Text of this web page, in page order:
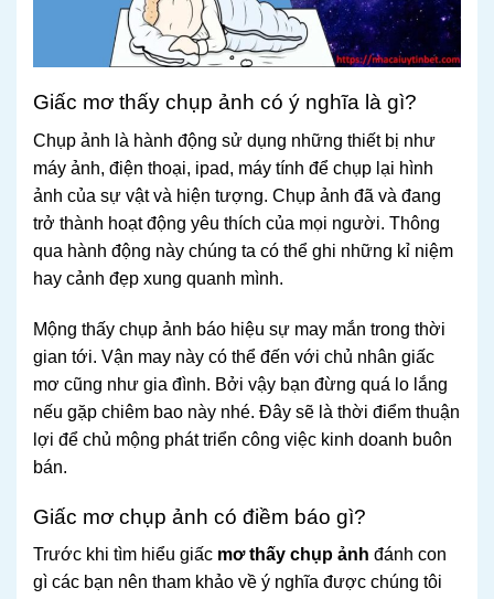
Giấc mơ thấy chụp ảnh có ý nghĩa là gì?
Chụp ảnh là hành động sử dụng những thiết bị như
máy ảnh, điện thoại, ipad, máy tính để chụp lại hình
ảnh của sự vật và hiện tượng. Chụp ảnh đã và đang
trở thành hoạt động yêu thích của mọi người. Thông
qua hành động này chúng ta có thể ghi những kỉ niệm
hay cảnh đẹp xung quanh mình.
Mộng thấy chụp ảnh báo hiệu sự may mắn trong thời
gian tới. Vận may này có thể đến với chủ nhân giấc
mơ cũng như gia đình. Bởi vậy bạn đừng quá lo lắng
nếu gặp chiêm bao này nhé. Đây sẽ là thời điểm thuận
lợi để chủ mộng phát triển công việc kinh doanh buôn
bán.
Giấc mơ chụp ảnh có điềm báo gì?
Trước khi tìm hiểu giấc mơ thấy chụp ảnh đánh con
gì các bạn nên tham khảo về ý nghĩa được chúng tôi